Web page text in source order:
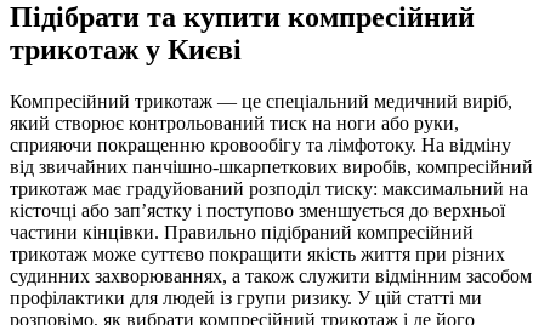
Підібрати та купити компресійний
трикотаж у Києві
Компресійний трикотаж — це спеціальний медичний виріб,
який створює контрольований тиск на ноги або руки,
сприяючи покращенню кровообігу та лімфотоку. На відміну
від звичайних панчішно-шкарпеткових виробів, компресійний
трикотаж має градуйований розподіл тиску: максимальний на
кісточці або зап’ястку і поступово зменшується до верхньої
частини кінцівки. Правильно підібраний компресійний
трикотаж може суттєво покращити якість життя при різних
судинних захворюваннях, а також служити відмінним засобом
профілактики для людей із групи ризику. У цій статті ми
розповімо, як вибрати компресійний трикотаж і де його